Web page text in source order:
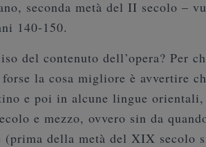
seconda metà del II secolo –
140-150.
del contenuto dell’opera? Per
la cosa migliore è avvertire
e poi in alcune lingue
e mezzo, ovvero sin da
della metà del XIX secolo